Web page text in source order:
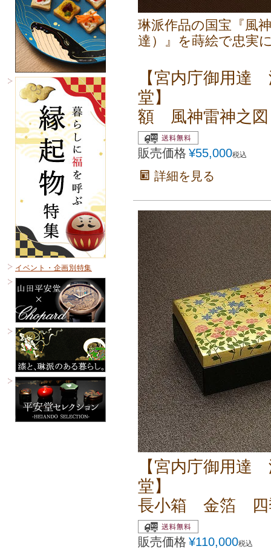
イベント・企画別特集
琳派作品の国宝『風
達）』を蒔絵で忠実
【宮内庁御用達
堂】
額 風神雷神之図
販売価格 ¥55,000税込
詳細を見る
【宮内庁御用達
堂】
長小箱 金箔 四
販売価格 ¥110,000税込